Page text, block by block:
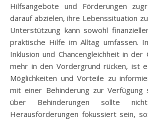
Hilfsangebote und Förderungen
darauf abzielen, ihre Lebenssituation
Unterstützung kann sowohl
praktische Hilfe im Alltag umfassen.
Inklusion und Chancengleichheit in
mehr in den Vordergrund rücken, ist
Möglichkeiten und Vorteile zu
mit einer Behinderung zur Verfügung
über Behinderungen sollte
Herausforderungen fokussiert sein,